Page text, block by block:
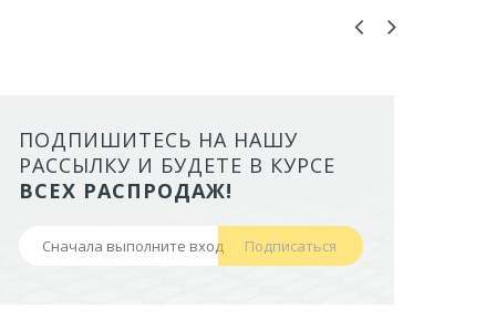
ЛОТОК ALTA ДЛЯ КОШЕК
БОРТАМИ И СЕТКОЙ НА
НОЖКАХ)
ПОДПИШИТЕСЬ НА НАШУ
РАССЫЛКУ И БУДЕТЕ В КУРСЕ
ВСЕХ РАСПРОДАЖ!
Подписаться